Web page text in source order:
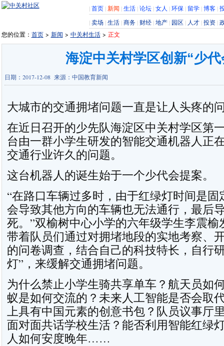
|首页|新闻 |生活|论坛|女人 |环保| 留学|博客|
|卖场|生活|商务| 财经|地产| 园区| 人才|投资|
您的位置： 首页> 新闻 > 中关村生活> 正文
海淀中关村学区创新“少
日期：2017-12-08 来源：中国教育新闻
大城市的交通拥堵问题一直是让人头疼的
在近日召开的少先队海淀区中关村学区第
台由一群小学生研发的智能交通机器人正
交通行业许久的问题。
这台机器人的诞生始于一个少代会提案。
“在路口车辆过多时，由于红绿灯时间是
会导致其他方向的车辆也无法通行，最后
死。”双榆树中心小学的六年级学生李震
带着队员们通过对拥堵地段的实地考察、
的问卷调查，结合自己的科技特长，自行
灯”，来缓解交通拥堵问题。
为什么禁止小学生骑共享单车？航天员如
蚁是如何交流的？未来人工智能是否会取
上具有中国元素的创意书包？队员议事厅
面对面共话学校生活？能否利用智能红绿
人如何安度晚年……